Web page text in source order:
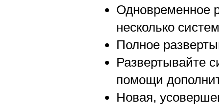
Одновременное
несколько систем
Полное
Развертывайте
помощи
Новая,